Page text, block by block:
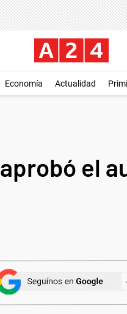
Economía Actualidad
el